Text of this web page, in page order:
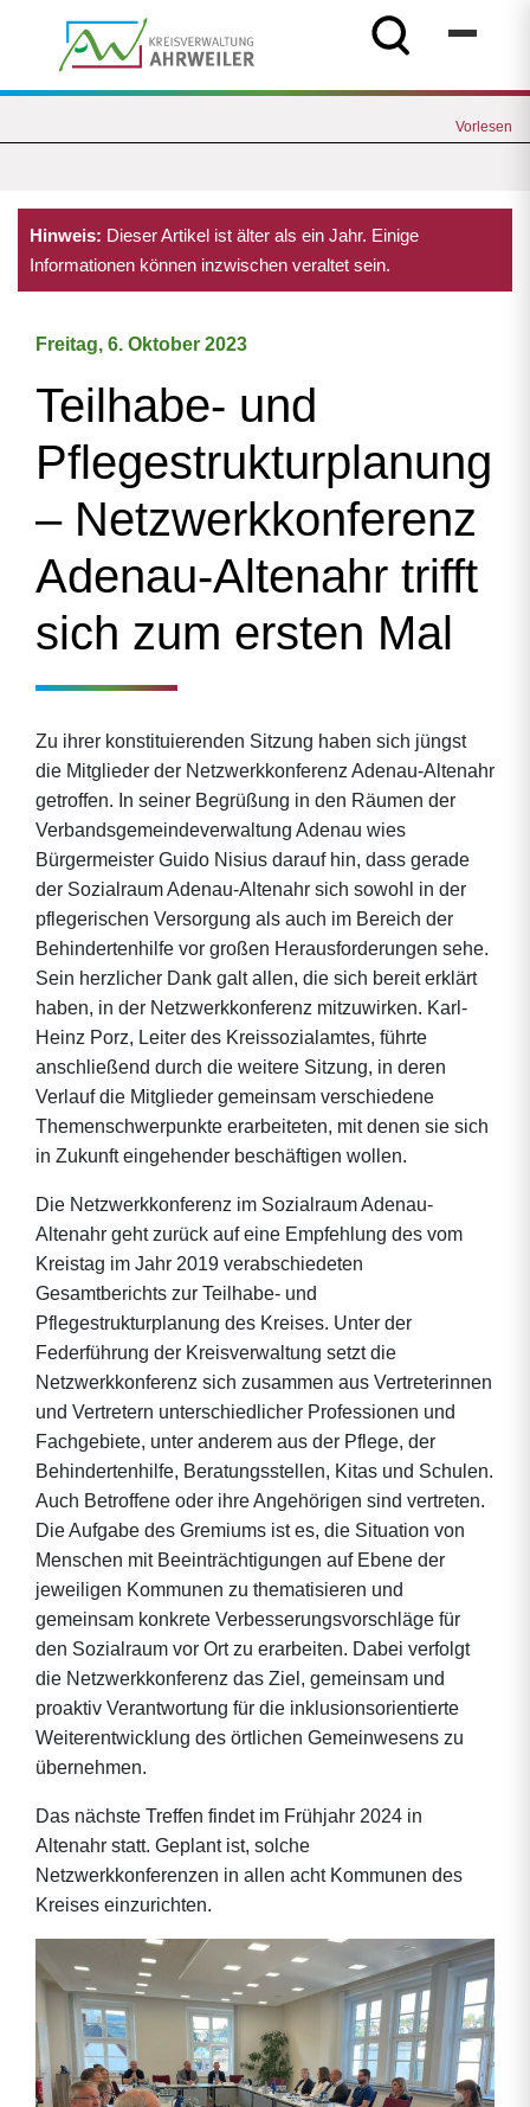
Vorlesen
Hinweis: Dieser Artikel ist älter als ein Jahr. Einige
Informationen können inzwischen veraltet sein.
Freitag, 6. Oktober 2023
Teilhabe- und
Pflegestrukturplanung
– Netzwerkkonferenz
Adenau-Altenahr trifft
sich zum ersten Mal
Zu ihrer konstituierenden Sitzung haben sich jüngst
die Mitglieder der Netzwerkkonferenz Adenau-Altenahr
getroffen. In seiner Begrüßung in den Räumen der
Verbandsgemeindeverwaltung Adenau wies
Bürgermeister Guido Nisius darauf hin, dass gerade
der Sozialraum Adenau-Altenahr sich sowohl in der
pflegerischen Versorgung als auch im Bereich der
Behindertenhilfe vor großen Herausforderungen sehe.
Sein herzlicher Dank galt allen, die sich bereit erklärt
haben, in der Netzwerkkonferenz mitzuwirken. Karl-
Heinz Porz, Leiter des Kreissozialamtes, führte
anschließend durch die weitere Sitzung, in deren
Verlauf die Mitglieder gemeinsam verschiedene
Themenschwerpunkte erarbeiteten, mit denen sie sich
in Zukunft eingehender beschäftigen wollen.
Die Netzwerkkonferenz im Sozialraum Adenau-
Altenahr geht zurück auf eine Empfehlung des vom
Kreistag im Jahr 2019 verabschiedeten
Gesamtberichts zur Teilhabe- und
Pflegestrukturplanung des Kreises. Unter der
Federführung der Kreisverwaltung setzt die
Netzwerkkonferenz sich zusammen aus Vertreterinnen
und Vertretern unterschiedlicher Professionen und
Fachgebiete, unter anderem aus der Pflege, der
Behindertenhilfe, Beratungsstellen, Kitas und Schulen.
Auch Betroffene oder ihre Angehörigen sind vertreten.
Die Aufgabe des Gremiums ist es, die Situation von
Menschen mit Beeinträchtigungen auf Ebene der
jeweiligen Kommunen zu thematisieren und
gemeinsam konkrete Verbesserungsvorschläge für
den Sozialraum vor Ort zu erarbeiten. Dabei verfolgt
die Netzwerkkonferenz das Ziel, gemeinsam und
proaktiv Verantwortung für die inklusionsorientierte
Weiterentwicklung des örtlichen Gemeinwesens zu
übernehmen.
Das nächste Treffen findet im Frühjahr 2024 in
Altenahr statt. Geplant ist, solche
Netzwerkkonferenzen in allen acht Kommunen des
Kreises einzurichten.